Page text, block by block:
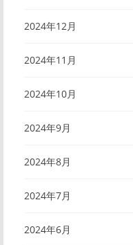
2024年12月
2024年11月
2024年10月
2024年9月
2024年8月
2024年7月
2024年6月